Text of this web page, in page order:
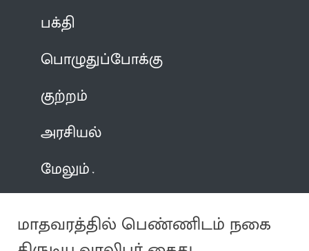
பக்தி
பொழுதுப்போக்கு
குற்றம்
அரசியல்
மேலும்
மாதவரத்தில் பெண்ணிடம் நகை